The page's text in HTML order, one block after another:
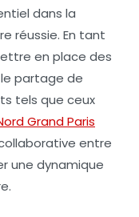
dans la
réussie. En tant
en place des
partage de
tels que ceux
Grand Paris
entre
une dynamique